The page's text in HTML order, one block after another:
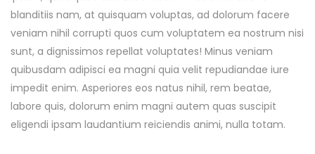
blanditiis nam, at quisquam voluptas, ad dolorum facere
veniam nihil corrupti quos cum voluptatem ea nostrum nisi
sunt, a dignissimos repellat voluptates! Minus veniam
quibusdam adipisci ea magni quia velit repudiandae iure
impedit enim. Asperiores eos natus nihil, rem beatae,
labore quis, dolorum enim magni autem quas suscipit
eligendi ipsam laudantium reiciendis animi, nulla totam.